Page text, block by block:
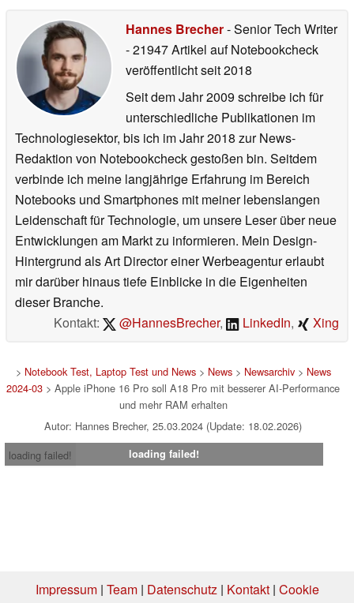
Hannes Brecher- Senior Tech Writer
- 21947 Artikel auf Notebookcheck
veröffentlichtseit 2018
Seit dem Jahr 2009 schreibe ich für
unterschiedliche Publikationen im
Technologiesektor, bis ich im Jahr 2018 zur News-
Redaktion von Notebookcheck gestoßen bin. Seitdem
verbinde ich meine langjährige Erfahrung im Bereich
Notebooks und Smartphones mit meiner lebenslangen
Leidenschaft für Technologie, um unsere Leser über neue
Entwicklungen am Markt zu informieren. Mein Design-
Hintergrund als Art Director einer Werbeagentur erlaubt
mir darüber hinaus tiefe Einblicke in die Eigenheiten
dieser Branche.
Kontakt:
@HannesBrecher, LinkedIn, Xing
> Notebook Test, Laptop Test und News> News> Newsarchiv> News
2024-03 > Apple iPhone 16 Pro soll A18 Pro mit besserer AI-Performance
und mehr RAM erhalten
Autor: Hannes Brecher, 25.03.2024 (Update: 18.02.2026)
loading failed!
loading failed!
Impressum| Team| Datenschutz| Kontakt| Cookie